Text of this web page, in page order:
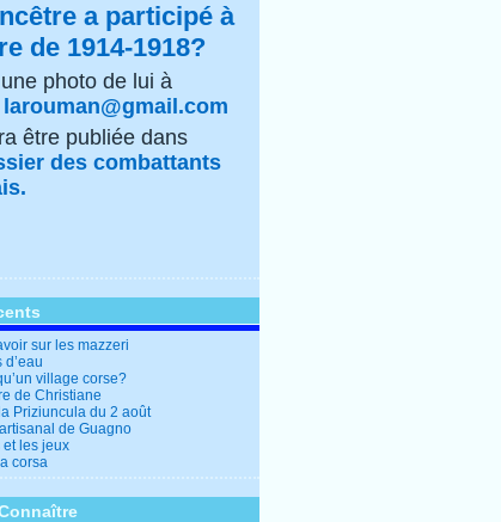
a participé à
de 1914-1918?
photo de lui à
larouman@gmail.com
être publiée dans
des combattants
sur les mazzeri
d’eau
village corse?
de Christiane
Priziuncula du 2 août
de Guagno
et les jeux
corsa